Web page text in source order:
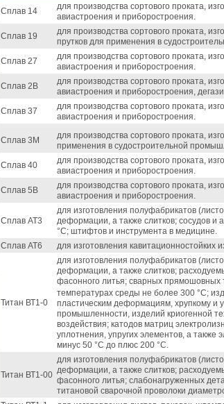
Сплав 14
для производства сортового проката,
авиастроения и приборостроения.
Сплав 19
для производства сортового проката,
прутков для применения в
Сплав 27
для производства сортового проката,
авиастроения и приборостроения.
Сплав 2В
для производства сортового проката,
авиастроения и приборостроения,
Сплав 37
для производства сортового проката,
авиастроения и приборостроения.
Сплав 3М
для производства сортового проката,
применения в судостроительной
Сплав 40
для производства сортового проката,
авиастроения и приборостроения.
Сплав 5В
для производства сортового проката,
авиастроения и приборостроения.
Сплав АТ3
для изготовления полуфабрикатов
деформации, а также слитков; сосудов и
°С; штифтов и инструмента в медицине.
Сплав АТ6
для изготовления кавитационностойких
Титан ВТ1-0
для изготовления полуфабрикатов
деформации, а также слитков;
фасонного литья; сварных прямошовных
температурах среды не более 300 °С;
пластическим деформациям, хрупкому
промышленности, изделий криогенной
воздействия; катодов матриц
уплотнения, упругих элементов, а
минус 50 °С до плюс 200 °С.
Титан ВТ1-00
для изготовления полуфабрикатов
деформации, а также слитков;
фасонного литья; слабонагруженных
титановой сварочной проволоки